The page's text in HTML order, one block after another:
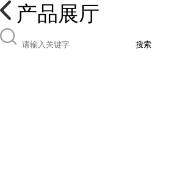
产品展厅
搜索